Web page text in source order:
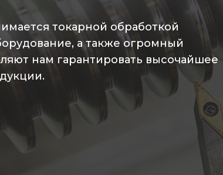
токарной обработкой
а также огромный
нам гарантировать высочайшее